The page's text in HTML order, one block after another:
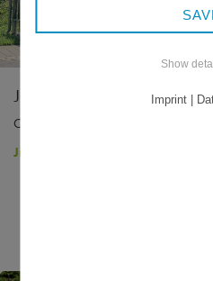
JÍZDENKY A TARIFY
Okresní denní jízdenka,
Jízdenky a tarify
Show
Imprint |